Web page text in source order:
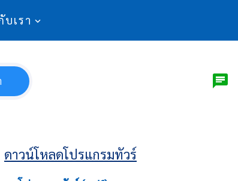
บเรา
ดาวน์โหลดโปรแกรมทัวร์